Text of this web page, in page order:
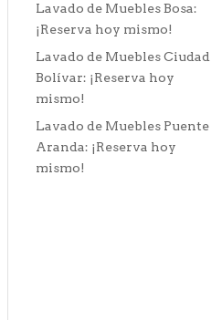
Lavado de Muebles Bosa:
¡Reserva hoy mismo!
Lavado de Muebles Ciudad
Bolívar: ¡Reserva hoy
mismo!
Lavado de Muebles Puente
Aranda: ¡Reserva hoy
mismo!